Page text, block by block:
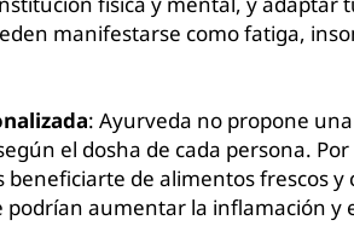
manifestarse como fatiga,
: Ayurveda no propone
el dosha de cada persona.
beneficiarte de alimentos frescos y
podrían aumentar la inflamación y